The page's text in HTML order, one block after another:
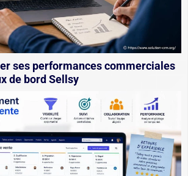
ses performances commerciales
de bord Sellsy